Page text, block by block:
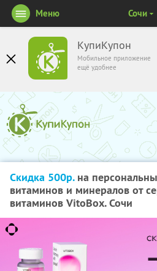
КупиКупон
Мобильное приложение
ещё удобнее
Меню Сочи
Скидка 500р.на
витаминов и минералов от
витаминов VitoBox. Сочи